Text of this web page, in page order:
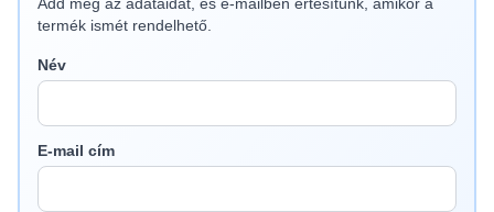
termék ismét rendelhető.
Név
E-mail cím